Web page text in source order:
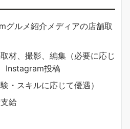
グルメ紹介メディアの店舗取
取材、撮影、編集（必要に応じ
Instagram投稿
・スキルに応じて優遇）
支給